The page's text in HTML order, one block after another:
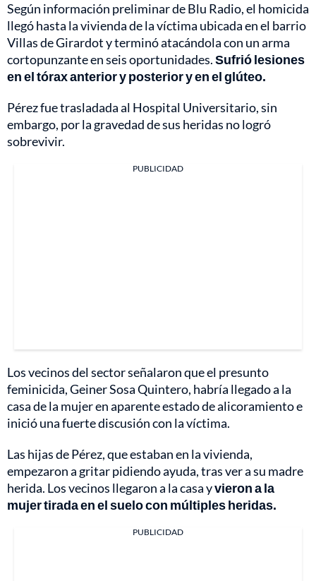
Según información preliminar de Blu Radio, el homicida
llegó hasta la vivienda de la víctima ubicada en el barrio
Villas de Girardot y terminó atacándola con un arma
cortopunzante en seis oportunidades.Sufrió lesiones
en el tórax anterior y posterior y en el glúteo.
Pérez fue trasladada al Hospital Universitario, sin
embargo, por la gravedad de sus heridas no logró
sobrevivir.
PUBLICIDAD
Los vecinos del sector señalaron que el presunto
feminicida, Geiner Sosa Quintero, habría llegado a la
casa de la mujer en aparente estado de alicoramiento e
inició una fuerte discusión con la víctima.
Las hijas de Pérez, que estaban en la vivienda,
empezaron a gritar pidiendo ayuda, tras ver a su madre
herida. Los vecinos llegaron a la casa yvieron a la
mujer tirada en el suelo con múltiples heridas.
PUBLICIDAD